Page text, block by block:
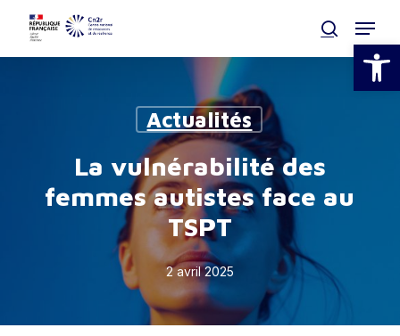
Ouvrir
Skip
main
search
Menu
Actualités
La vulnérabilité des
femmes autistes face au
TSPT
2 avril 2025